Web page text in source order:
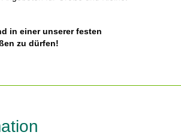
in einer unserer festen
zu dürfen!